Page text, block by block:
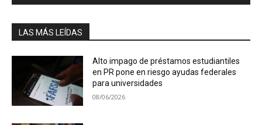
LAS MÁS LEÍDAS
Alto impago de préstamos estudiantiles
en PR pone en riesgo ayudas federales
para universidades
08/06/2026